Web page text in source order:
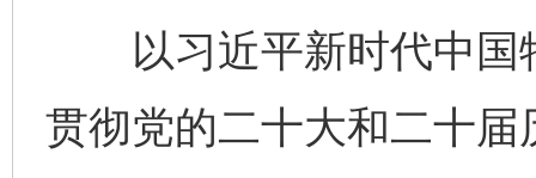
以习近平新时代中国
贯彻党的二十大和二十